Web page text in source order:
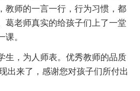
教师的一言一行，行为习惯，都
葛老师真实的给孩子们上了一堂
。
生，为人师表。优秀教师的品质
出来了，感谢您对孩子们所付出